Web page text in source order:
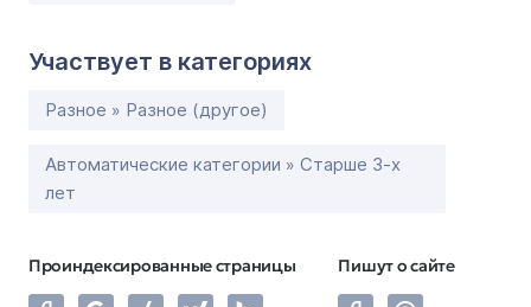
Участвует в категориях
Разное » Разное (другое)
Автоматические категории » Старше 3-х
лет
Проиндексированные страницы Пишут о сайте